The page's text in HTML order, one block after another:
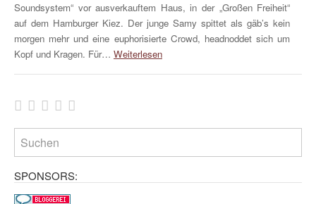
Soundsystem“ vor ausverkauftem Haus, in der „Großen Freiheit“
auf dem Hamburger Kiez. Der junge Samy spittet als gäb’s kein
morgen mehr und eine euphorisierte Crowd, headnoddet sich um
Kopf und Kragen. Für… Weiterlesen
SPONSORS: